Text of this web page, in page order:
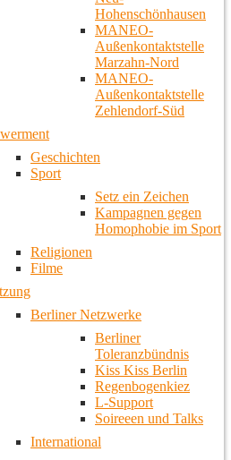
Hohenschönhausen
MANEO-
Außenkontaktstelle
Marzahn-Nord
MANEO-
Außenkontaktstelle
Zehlendorf-Süd
Geschichten
Sport
Setz ein Zeichen
Kampagnen gegen
Homophobie im Sport
Religionen
Filme
Berliner Netzwerke
Berliner
Toleranzbündnis
Kiss Kiss Berlin
Regenbogenkiez
L-Support
Soireeen und Talks
International